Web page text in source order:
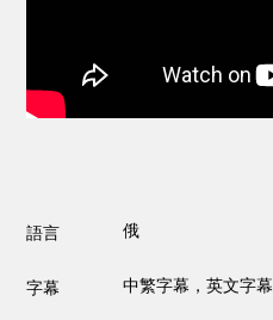
語言 俄
字幕 中繁字幕，英文字幕